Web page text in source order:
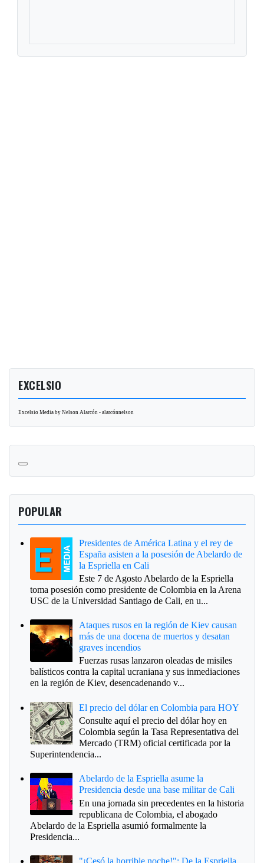
EXCELSIO
Excelsio Media by Nelson Alarcón - alarcónnelson
POPULAR
Presidentes de América Latina y el rey de
España asisten a la posesión de Abelardo de
la Espriella en Cali
Este 7 de Agosto Abelardo de la Espriella
toma posesión como presidente de Colombia en la Arena
USC de la Universidad Santiago de Cali, en u...
Ataques rusos en la región de Kiev causan
más de una docena de muertos y desatan
graves incendios
Fuerzas rusas lanzaron oleadas de misiles
balísticos contra la capital ucraniana y sus inmediaciones
en la región de Kiev, desencadenando v...
El precio del dólar en Colombia para HOY
Consulte aquí el precio del dólar hoy en
Colombia según la Tasa Representativa del
Mercado (TRM) oficial certificada por la
Superintendencia...
Abelardo de la Espriella asume la
Presidencia desde una base militar de Cali
En una jornada sin precedentes en la historia
republicana de Colombia, el abogado
Abelardo de la Espriella asumió formalmente la
Presidencia...
"¡Cesó la horrible noche!": De la Espriella